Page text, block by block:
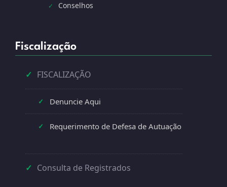
✓ Conselhos
Fiscalização
✓ FISCALIZAÇÃO
✓ Denuncie Aqui
✓ Requerimento de Defesa de Autuação
✓ Consulta de Registrados